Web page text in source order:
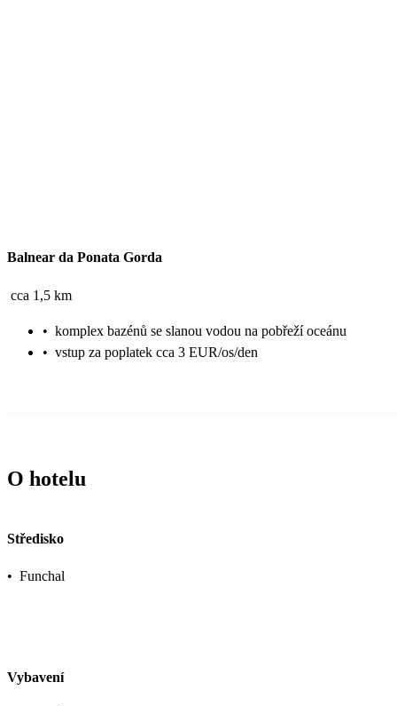
Balnear da Ponata Gorda
cca 1,5 km
• komplex bazénů se slanou vodou na pobřeží oceánu
• vstup za poplatek cca 3 EUR/os/den
O hotelu
Středisko
• Funchal
Vybavení